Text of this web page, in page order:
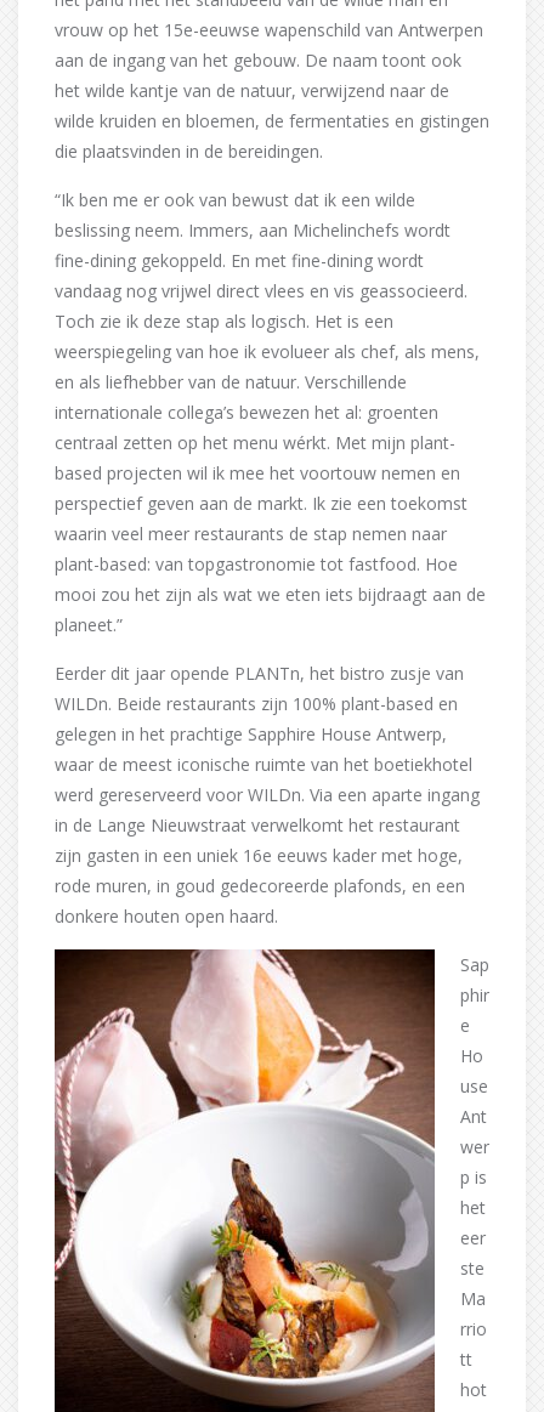
vrouw op het 15e-eeuwse wapenschild van Antwerpen
aan de ingang van het gebouw. De naam toont ook
het wilde kantje van de natuur, verwijzend naar de
wilde kruiden en bloemen, de fermentaties en gistingen
die plaatsvinden in de bereidingen.
“Ik ben me er ook van bewust dat ik een wilde
beslissing neem. Immers, aan Michelinchefs wordt
fine-dining gekoppeld. En met fine-dining wordt
vandaag nog vrijwel direct vlees en vis geassocieerd.
Toch zie ik deze stap als logisch. Het is een
weerspiegeling van hoe ik evolueer als chef, als mens,
en als liefhebber van de natuur. Verschillende
internationale collega’s bewezen het al: groenten
centraal zetten op het menu wérkt. Met mijn plant-
based projecten wil ik mee het voortouw nemen en
perspectief geven aan de markt. Ik zie een toekomst
waarin veel meer restaurants de stap nemen naar
plant-based: van topgastronomie tot fastfood. Hoe
mooi zou het zijn als wat we eten iets bijdraagt aan de
planeet.”
Eerder dit jaar opende PLANTn, het bistro zusje van
WILDn. Beide restaurants zijn 100% plant-based en
gelegen in het prachtige Sapphire House Antwerp,
waar de meest iconische ruimte van het boetiekhotel
werd gereserveerd voor WILDn. Via een aparte ingang
in de Lange Nieuwstraat verwelkomt het restaurant
zijn gasten in een uniek 16e eeuws kader met hoge,
rode muren, in goud gedecoreerde plafonds, en een
donkere houten open haard.
Sap
phir
e
Ho
use
Ant
wer
p is
het
eer
ste
Ma
rrio
tt
hot